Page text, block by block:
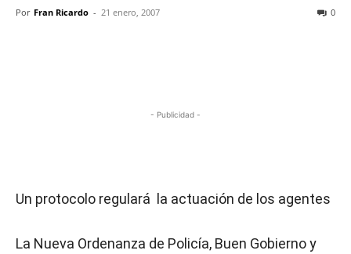
Por Fran Ricardo - 21 enero, 2007 0
- Publicidad -
Un protocolo regulará la actuación de los agentes
La Nueva Ordenanza de Policía, Buen Gobierno y